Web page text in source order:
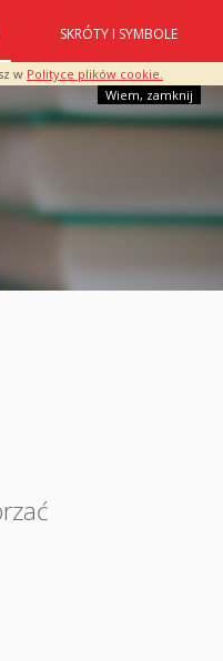
w Polityce plików cookie.
Wiem, zamknij
SKRÓTY I SYMBOLE